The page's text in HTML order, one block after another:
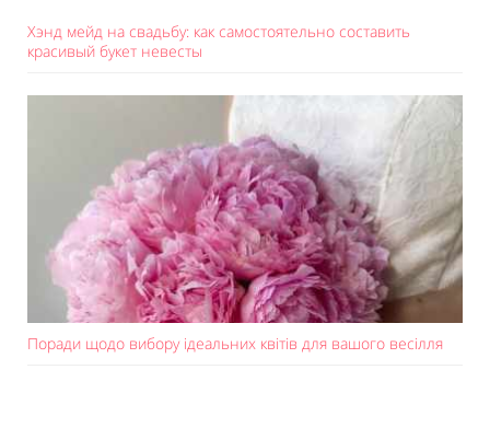
Хэнд мейд на свадьбу: как самостоятельно составить
красивый букет невесты
Поради щодо вибору ідеальних квітів для вашого весілля